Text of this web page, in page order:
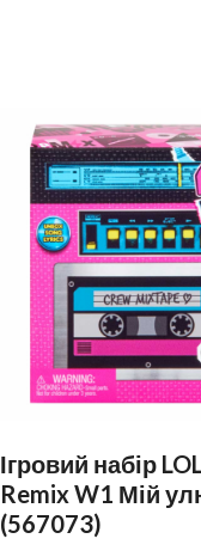
Ігровий набір
Remix W1 Мій
(567073)